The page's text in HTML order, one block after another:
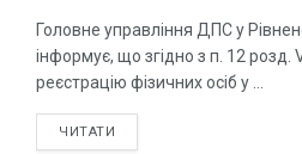
Головне управління ДПС у
інформує, що згідно з п. 12 розд.
реєстрацію фізичних осіб у ...
ЧИТАТИ